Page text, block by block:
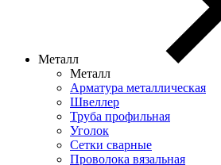
Металл
Металл
Арматура металлическая
Швеллер
Труба профильная
Уголок
Сетки сварные
Проволока вязальная